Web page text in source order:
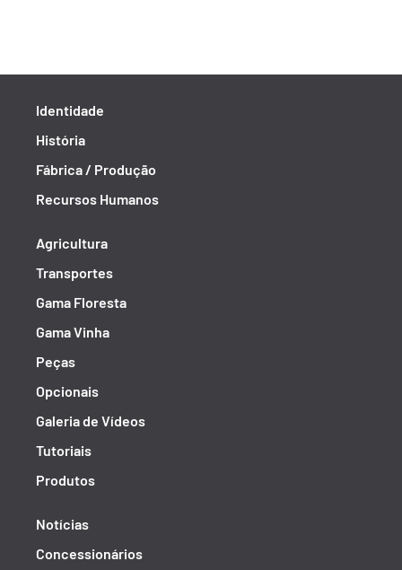
Identidade
História
Fábrica / Produção
Recursos Humanos
Agricultura
Transportes
Gama Floresta
Gama Vinha
Peças
Opcionais
Galeria de Vídeos
Tutoriais
Produtos
Notícias
Concessionários